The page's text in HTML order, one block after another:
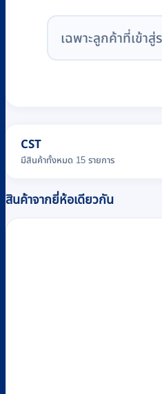
เฉพาะลูกค้าที่เข้า
CST
มีสินค้าทั้งหมด 15 รายการ
สินค้าจากยี่ห้อเดียวกัน